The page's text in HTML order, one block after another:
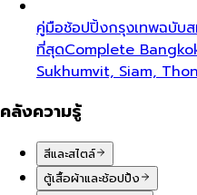
คู่มือช้อปปิ้งกรุงเทพฉบับ
ที่สุดComplete
Sukhumvit, Siam,
คลังความรู้
สีและสไตล์
ตู้เสื้อผ้าและช้อปปิ้ง